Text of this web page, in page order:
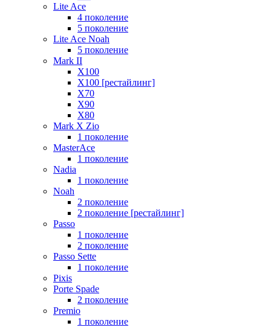
Lite Ace
4 поколение
5 поколение
Lite Ace Noah
5 поколение
Mark II
X100
X100 [рестайлинг]
X70
X90
Х80
Mark X Zio
1 поколение
MasterAce
1 поколение
Nadia
1 поколение
Noah
2 поколение
2 поколение [рестайлинг]
Passo
1 поколение
2 поколение
Passo Sette
1 поколение
Pixis
Porte Spade
2 поколение
Premio
1 поколение